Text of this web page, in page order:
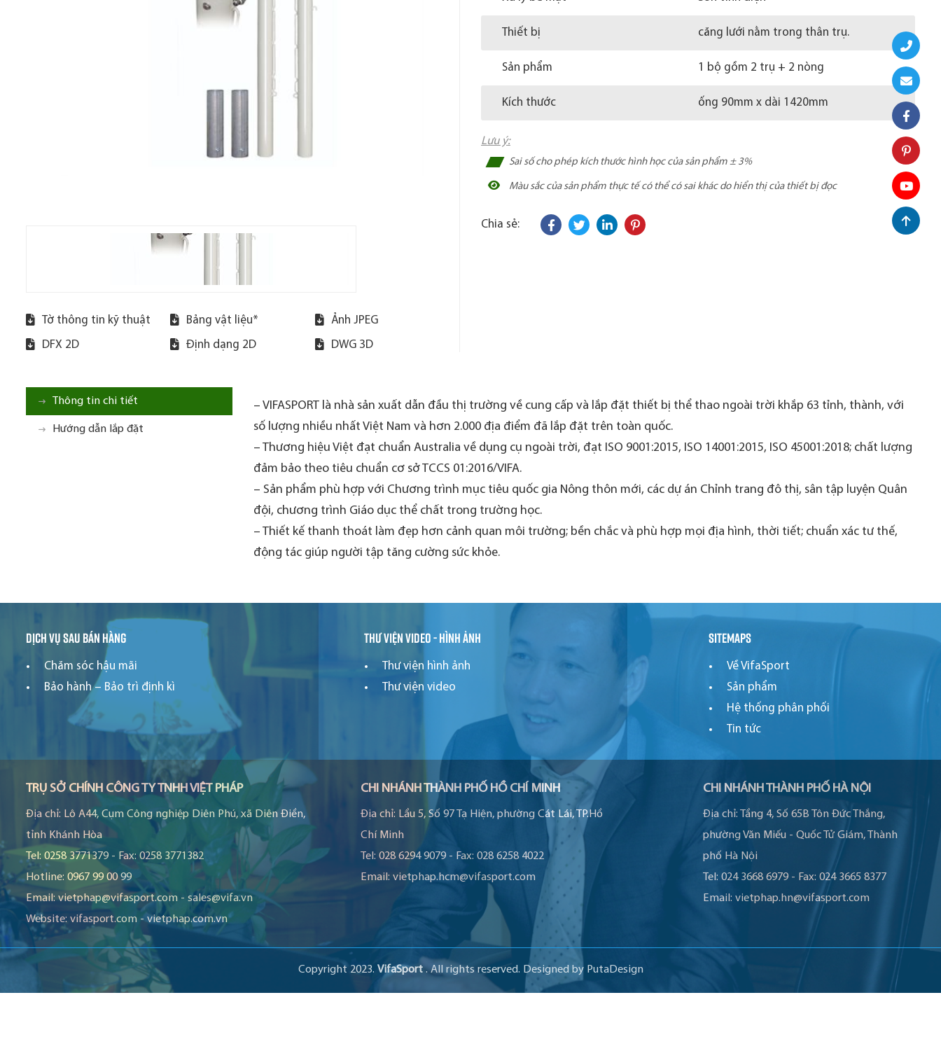
Tờ thông tin kỹ thuật Bảng vật liệu* Ảnh JPEG
DFX 2D Định dạng 2D DWG 3D
Thiết bị căng lưới nằm trong thân trụ.
Sản phẩm 1 bộ gồm 2 trụ + 2 nòng
Kích thước ống 90mm x dài 1420mm
Lưu ý:
Sai số cho phép kích thước hình học của sản phẩm ± 3%
Màu sắc của sản phẩm thực tế có thể có sai khác do hiển thị của thiết bị đọc
Chia sẻ:
Thông tin chi tiết
Hướng dẫn lắp đặt
– VIFASPORT là nhà sản xuất dẫn đầu thị trường về cung cấp và lắp đặt thiết bị thể thao ngoài trời khắp 63 tỉnh, thành, với
số lượng nhiều nhất Việt Nam và hơn 2.000 địa điểm đã lắp đặt trên toàn quốc.
– Thương hiệu Việt đạt chuẩn Australia về dụng cụ ngoài trời, đạt ISO 9001:2015, ISO 14001:2015, ISO 45001:2018; chất lượng
đảm bảo theo tiêu chuẩn cơ sở TCCS 01:2016/VIFA.
– Sản phẩm phù hợp với Chương trình mục tiêu quốc gia Nông thôn mới, các dự án Chỉnh trang đô thị, sân tập luyện Quân
đội, chương trình Giáo dục thể chất trong trường học.
– Thiết kế thanh thoát làm đẹp hơn cảnh quan môi trường; bền chắc và phù hợp mọi địa hình, thời tiết; chuẩn xác tư thế,
động tác giúp người tập tăng cường sức khỏe.
Dịch vụ sau bán hàng
Chăm sóc hậu mãi
Bảo hành – Bảo trì định kì
Thư viện video - hình ảnh
Thư viện hình ảnh
Thư viện video
Sitemaps
Về VifaSport
Sản phẩm
Hệ thống phân phối
Tin tức
TRỤ SỞ CHÍNH CÔNG TY TNHH VIỆT PHÁP
Địa chỉ: Lô A44, Cụm Công nghiệp Diên Phú, xã Diên Điền,
tỉnh Khánh Hòa
Tel: 0258 3771379 - Fax: 0258 3771382
Hotline: 0967 99 00 99
Email:vietphap@vifasport.com - sales@vifa.vn
Website: vifasport.com -vietphap.com.vn
CHI NHÁNH THÀNH PHỐ HỒ CHÍ MINH
Địa chỉ: Lầu 5, Số 97 Tạ Hiện, phường Cát Lái, TP.Hồ
Chí Minh
Tel:028 6294 9079 - Fax:028 6258 4022
Email:vietphap.hcm@vifasport.com
CHI NHÁNH THÀNH PHỐ HÀ NỘI
Địa chỉ:
Tầng 4, Số 65B Tôn Đức Thắng,
phường Văn Miếu - Quốc Tử Giám, Thành
phố Hà Nội
Tel: 024 3668 6979- Fax: 024 3665 8377
Email: vietphap.hn@vifasport.com
Copyright 2023. VifaSport. All rights reserved. Designed by PutaDesign